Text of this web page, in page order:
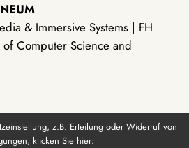
& Immersive Systems | FH
of Computer Science and
z.B. Erteilung oder Widerruf von
klicken Sie hier: